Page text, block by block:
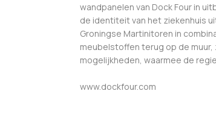
wandpanelen van Dock Four in
de identiteit van het ziekenhuis
Groningse Martinitoren in
meubelstoffen terug op de
mogelijkheden, waarmee de
www.dockfour.com